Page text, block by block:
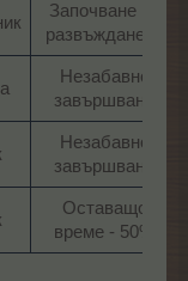
Започване на
развъждането​
Незабавно
завършване​
Незабавно
завършване​
Оставащо
време - 50%​